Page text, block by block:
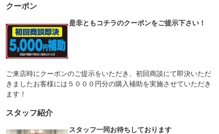
クーポン
是非ともコチラのクーポンをご提示下さい！
ご来店時にクーポンのご提示をいただき、初回商談にて即決いただ
きましたお客様には５０００円分の購入補助を実施させていただき
ます！
スタッフ紹介
スタッフ一同お待ちしております